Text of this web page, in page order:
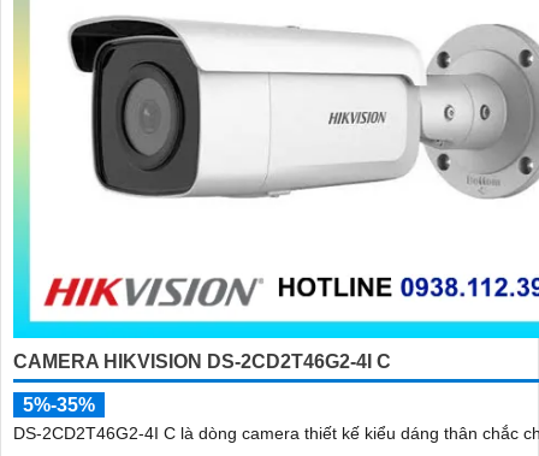
CAMERA HIKVISION DS-2CD2T46G2-4I C
5%-35%
DS-2CD2T46G2-4I C là dòng camera thiết kế kiểu dáng thân chắc